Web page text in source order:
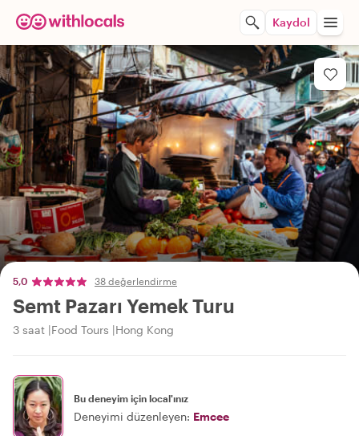
Kaydol
5,0 38 değerlendirme
Semt Pazarı Yemek Turu
3 saat Food Tours Hong Kong
Bu deneyim için local'ınız
Deneyimi düzenleyen: Emcee